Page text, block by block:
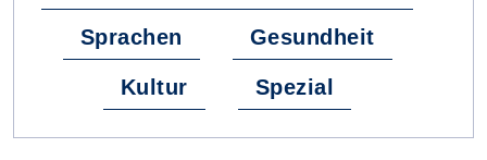
Sprachen Gesundheit
Kultur Spezial